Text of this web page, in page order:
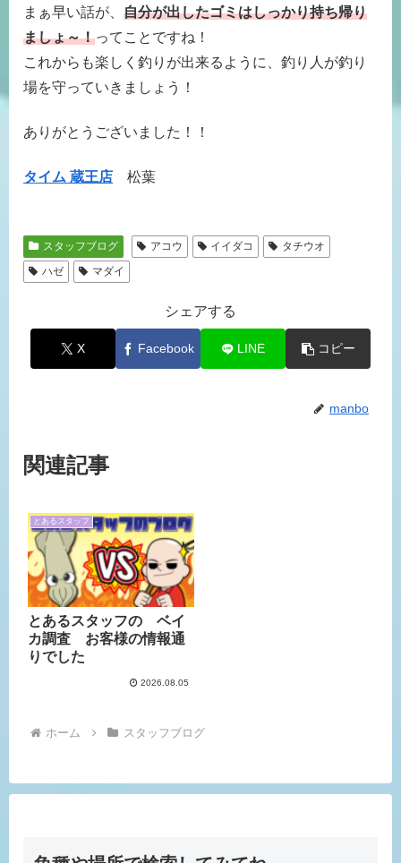
まぁ早い話が、 自分が出したゴミはしっかり持ち帰り
ましょ～！ってことですね！
これからも楽しく釣りが出来るように、釣り人が釣り
場を守っていきましょう！
ありがとうございました！！
タイム 蔵王店 松葉
スタッフブログ アコウ イイダコ
タチウオ
ハゼ
マダイ
シェアする
X Facebook LINE コピー
manbo
関連記事
とあるスタッフ
とあるスタッフの ベイ
カ調査 お客様の情報通
りでした
2026.08.05
ホーム スタッフブログ